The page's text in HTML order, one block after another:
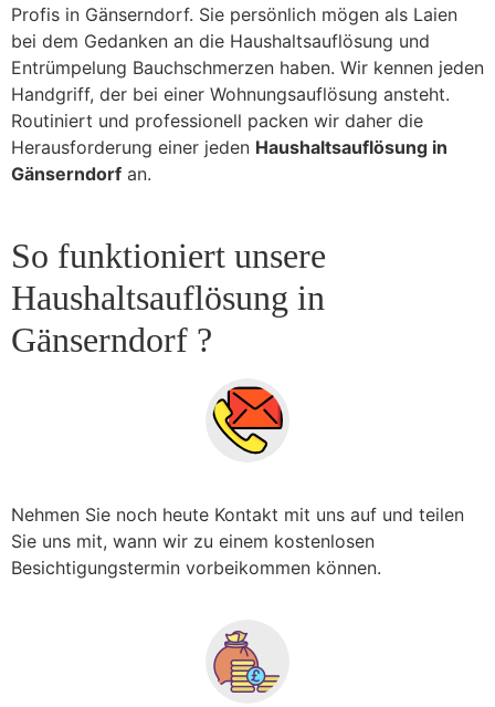
Profis in Gänserndorf. Sie persönlich mögen als Laien
bei dem Gedanken an die Haushaltsauflösung und
Entrümpelung Bauchschmerzen haben. Wir kennen jeden
Handgriff, der bei einer Wohnungsauflösung ansteht.
Routiniert und professionell packen wir daher die
Herausforderung einer jeden Haushaltsauflösung in
Gänserndorf an.
So funktioniert unsere
Haushaltsauflösung in
Gänserndorf ?
Nehmen Sie noch heute Kontakt mit uns auf und teilen
Sie uns mit, wann wir zu einem kostenlosen
Besichtigungstermin vorbeikommen können.